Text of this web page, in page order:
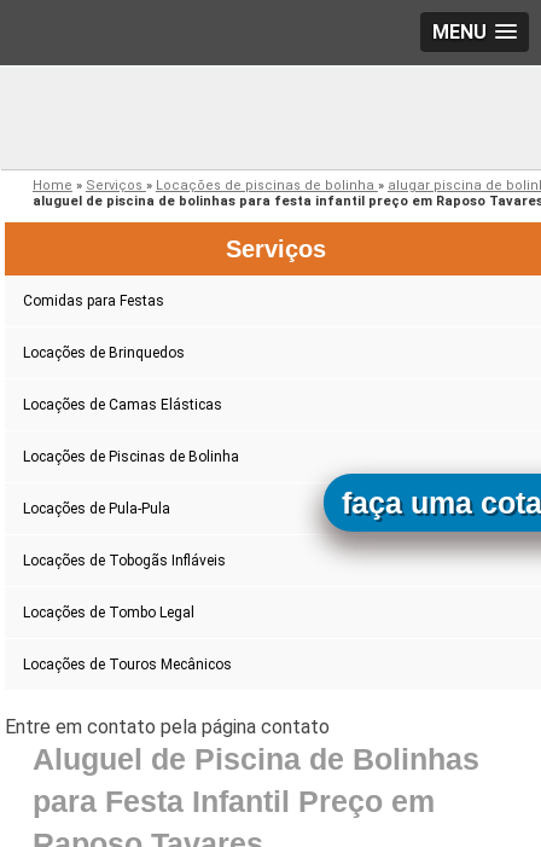
MENU
Home » Serviços » Locações de piscinas de bolinha » alugar piscina de
aluguel de piscina de bolinhas para festa infantil preço em Raposo
Serviços
Comidas para Festas
Locações de Brinquedos
Locações de Camas Elásticas
Locações de Piscinas de Bolinha
Locações de Pula-Pula
Locações de Tobogãs Infláveis
Locações de Tombo Legal
Locações de Touros Mecânicos
Aluguel de Piscina de Bolinhas
para Festa Infantil Preço em
faça uma